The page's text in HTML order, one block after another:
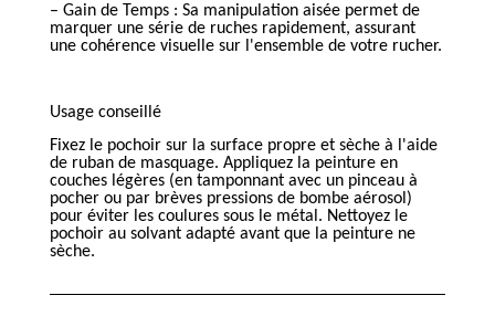
– Gain de Temps : Sa manipulation aisée permet de
marquer une série de ruches rapidement, assurant
une cohérence visuelle sur l'ensemble de votre rucher.
Usage conseillé
Fixez le pochoir sur la surface propre et sèche à l'aide
de ruban de masquage. Appliquez la peinture en
couches légères (en tamponnant avec un pinceau à
pocher ou par brèves pressions de bombe aérosol)
pour éviter les coulures sous le métal. Nettoyez le
pochoir au solvant adapté avant que la peinture ne
sèche.